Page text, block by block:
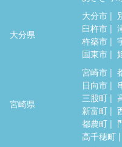
大分県
大分市
臼杵市
杵築市
国東市
宮崎県
宮崎市
日向市
三股町
新富町
都農町
高千穂町